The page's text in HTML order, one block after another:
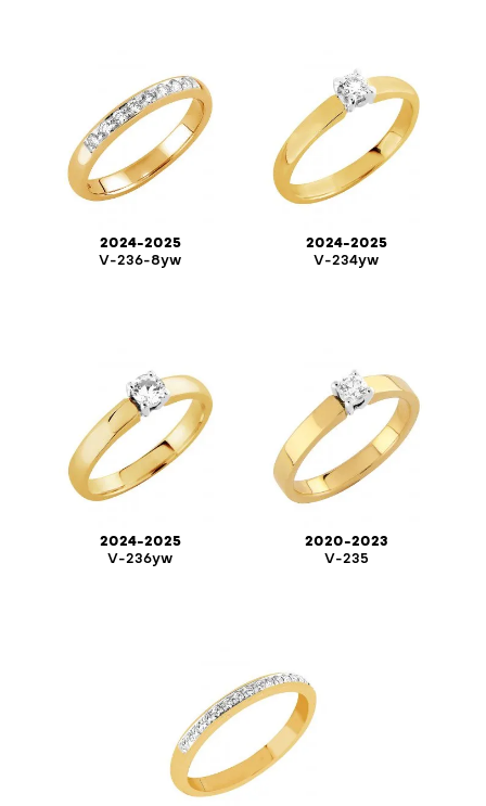
2024-2025
V-236-8yw
2024-2025
V-234yw
2024-2025
V-236yw
2020-2023
V-235